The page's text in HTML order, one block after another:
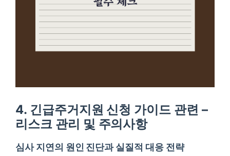
4. 긴급주거지원 신청 가이드 관련 –
리스크 관리 및 주의사항
심사 지연의 원인 진단과 실질적 대응 전략